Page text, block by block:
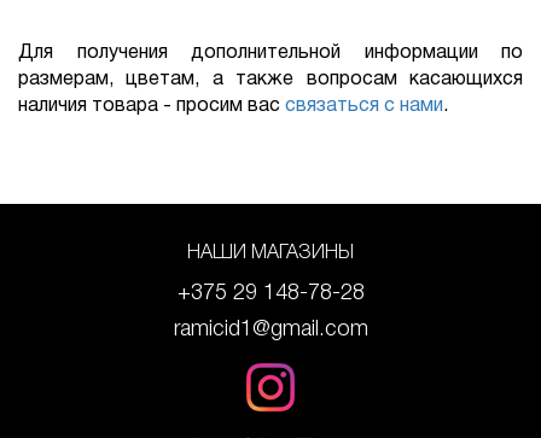
Для получения дополнительной информации по
размерам, цветам, а также вопросам касающихся
наличия товара - просим вас связаться с нами .
НАШИ МАГАЗИНЫ
+375 29 148-78-28
ramicid1@gmail.com